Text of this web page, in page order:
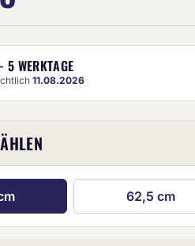
Die Anzeige ist eine ungefähre
5 WERKTAGE
11.08.2026
62,5 cm